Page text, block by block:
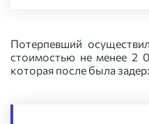
Потерпевший
стоимостью не менее 2
которая после была